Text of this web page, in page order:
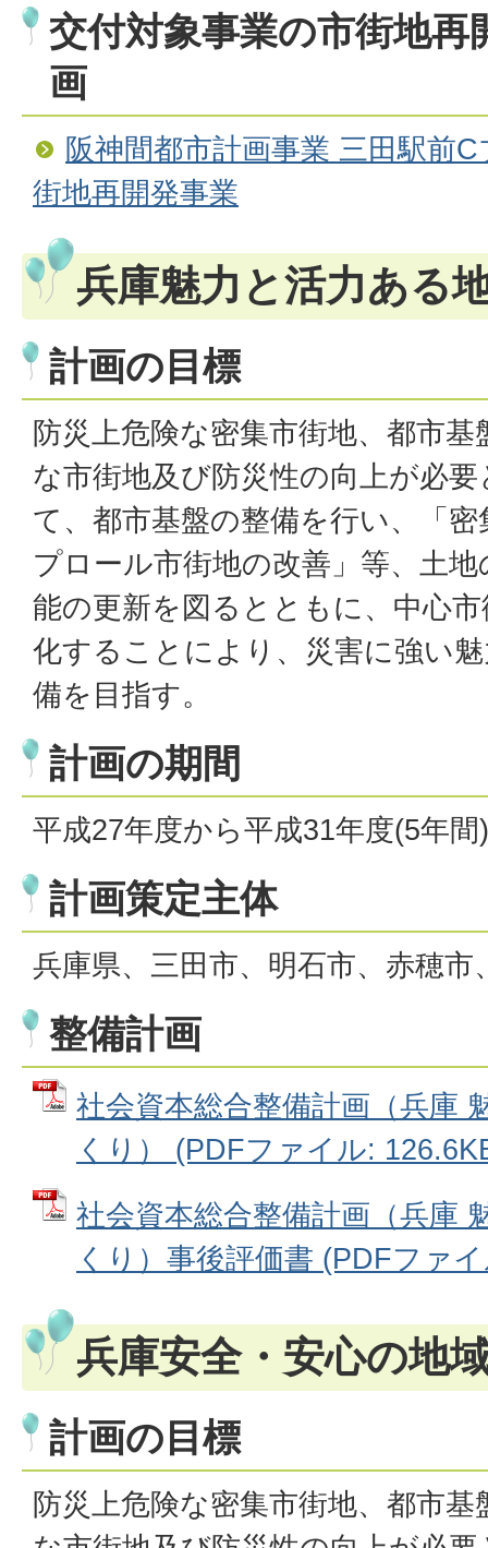
交付対象事業の市街地再
画
阪神間都市計画事業 三田駅前
街地再開発事業
兵庫魅力と活力ある
計画の目標
防災上危険な密集市街地、都市
な市街地及び防災性の向上が必
て、都市基盤の整備を行い、「
プロール市街地の改善」等、土
能の更新を図るとともに、中心
化することにより、災害に強い
備を目指す。
計画の期間
平成27年度から平成31年度(5年間)
計画策定主体
兵庫県、三田市、明石市、赤穂市
整備計画
社会資本総合整備計画（兵庫
くり） (PDFファイル:
社会資本総合整備計画（兵庫
くり）事後評価書 (PDFファ
兵庫安全・安心の地
計画の目標
防災上危険な密集市街地、都市